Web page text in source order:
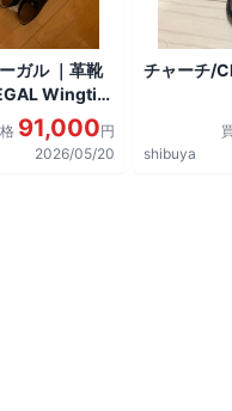
ガル ｜革靴
Wingtip
した。
91,000円
2026/05/20
チャーチ/
shibuya